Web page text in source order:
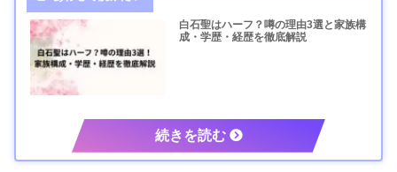
白石聖はハーフ？噂の理由3選と家族構
成・学歴・経歴を徹底解説